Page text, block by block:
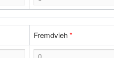
Fremdvieh*